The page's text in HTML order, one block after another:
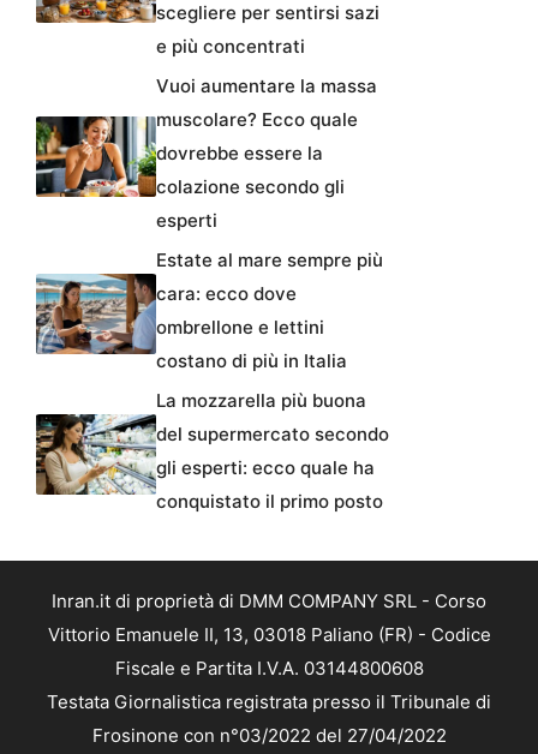
scegliere per sentirsi sazi
e più concentrati
Vuoi aumentare la massa
muscolare? Ecco quale
dovrebbe essere la
colazione secondo gli
esperti
Estate al mare sempre più
cara: ecco dove
ombrellone e lettini
costano di più in Italia
La mozzarella più buona
del supermercato secondo
gli esperti: ecco quale ha
conquistato il primo posto
Inran.it di proprietà di DMM COMPANY SRL - Corso
Vittorio Emanuele II, 13, 03018 Paliano (FR) - Codice
Fiscale e Partita I.V.A. 03144800608
Testata Giornalistica registrata presso il Tribunale di
Frosinone con n°03/2022 del 27/04/2022